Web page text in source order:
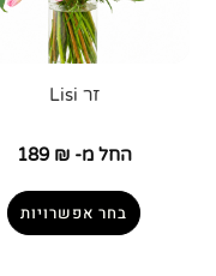
זר Lisi
החל מ- 189 ₪
בחר אפשרויות